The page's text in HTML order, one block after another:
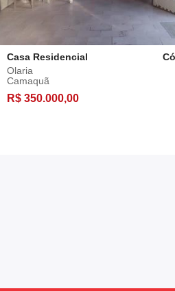
Casa Residencial
Olaria
Camaquã
R$ 350.000,00